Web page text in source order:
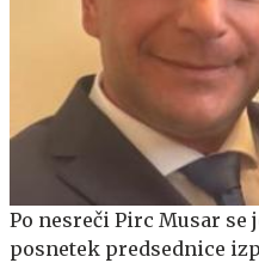
Po nesreči Pirc Musar se
posnetek predsednice